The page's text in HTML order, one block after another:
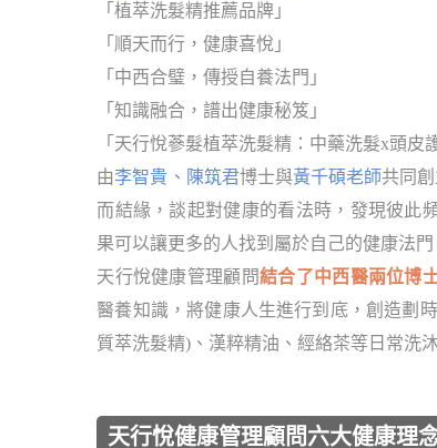
「植萃洗髮精推薦品牌」
「順天而行，健康喜悅」
「中西合璧，傳授自養法門」
「知識融合，譜出健康秘笈」
「天行悅蔘髮植萃洗髮精：中藥洗髮x頭皮
由李智貴 、 陳筑君博士與黃千碩老師共同
而結緣，談起對健康的看法時，發現彼此
果可以讓更多的人找到屬於自己的健康法
天行悅健康管理顧問結合了中西醫兩位博
醫養知識，將健康人生進行到底，創造劃
質萃洗髮精)、漢粹精油、經絡茶等日常洗
天行悅健康管理顧問六大健康理